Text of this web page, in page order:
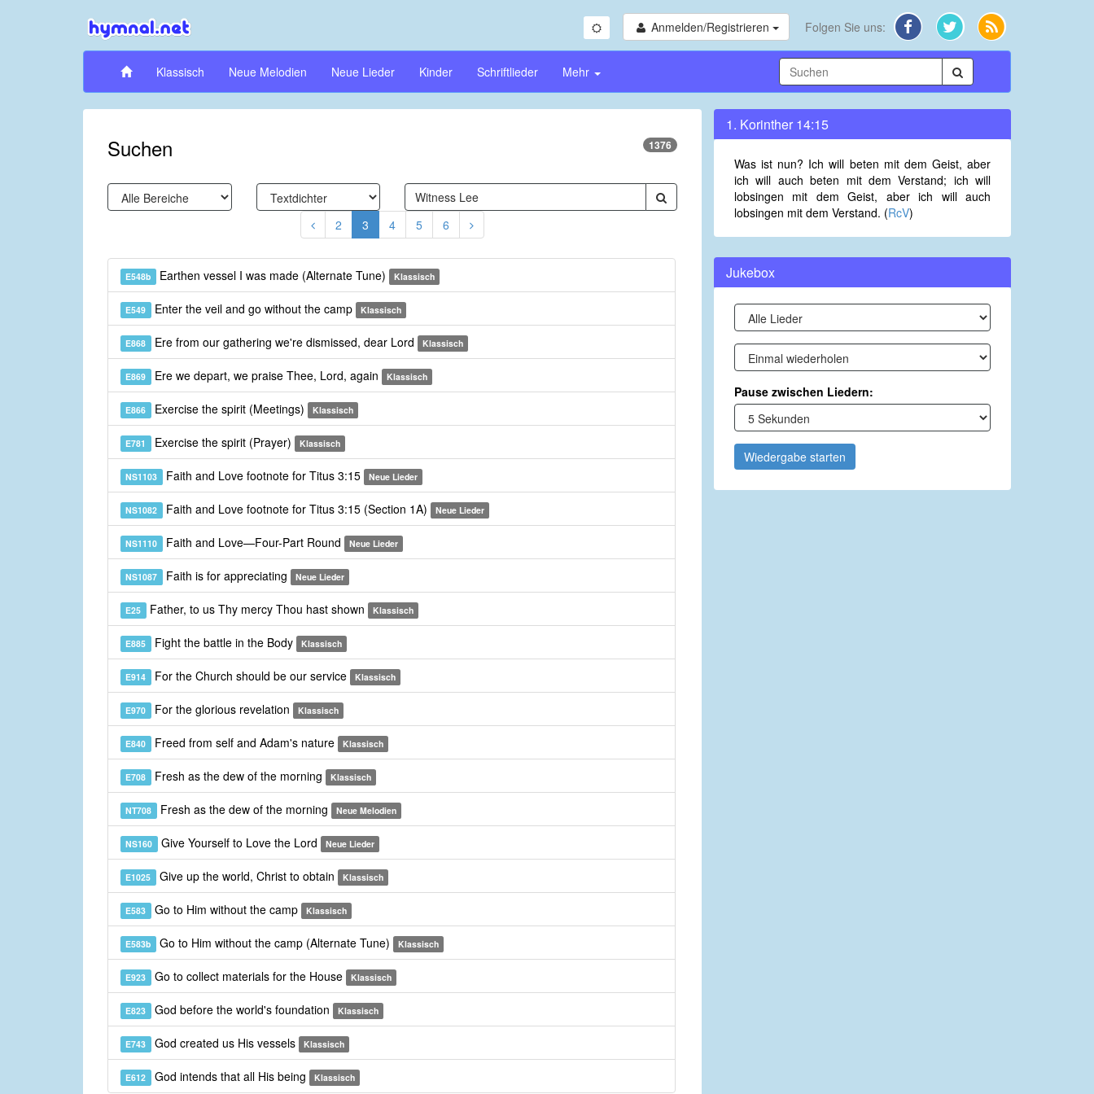
Anmelden/Registrieren Folgen Sie uns:
Klassisch Neue Melodien Neue Lieder Kinder Schriftlieder Mehr
Suchen 1376
2 3 4 5 6
E548b Earthen vessel I was made (Alternate Tune) Klassisch
E549 Enter the veil and go without the camp Klassisch
E868 Ere from our gathering we're dismissed, dear Lord Klassisch
E869 Ere we depart, we praise Thee, Lord, again Klassisch
E866 Exercise the spirit (Meetings) Klassisch
E781 Exercise the spirit (Prayer) Klassisch
NS1103 Faith and Love footnote for Titus 3:15 Neue Lieder
NS1082 Faith and Love footnote for Titus 3:15 (Section 1A) Neue Lieder
NS1110 Faith and Love—Four-Part Round Neue Lieder
NS1087 Faith is for appreciating Neue Lieder
E25 Father, to us Thy mercy Thou hast shown Klassisch
E885 Fight the battle in the Body Klassisch
E914 For the Church should be our service Klassisch
E970 For the glorious revelation Klassisch
E840 Freed from self and Adam's nature Klassisch
E708 Fresh as the dew of the morning Klassisch
NT708 Fresh as the dew of the morning Neue Melodien
NS160 Give Yourself to Love the Lord Neue Lieder
E1025 Give up the world, Christ to obtain Klassisch
E583 Go to Him without the camp Klassisch
E583b Go to Him without the camp (Alternate Tune) Klassisch
E923 Go to collect materials for the House Klassisch
E823 God before the world's foundation Klassisch
E743 God created us His vessels Klassisch
E612 God intends that all His being Klassisch
1. Korinther 14:15
Was ist nun? Ich will beten mit dem Geist, aber
ich will auch beten mit dem Verstand; ich will
lobsingen mit dem Geist, aber ich will auch
lobsingen mit dem Verstand. (RcV)
Jukebox
Pause zwischen Liedern:
Wiedergabe starten